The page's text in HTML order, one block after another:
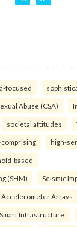
focused
Abuse (CSA)
societal attitudes
high-
based
(SHM) Seismic
Accelerometer Arrays
Smart Infrastructure.